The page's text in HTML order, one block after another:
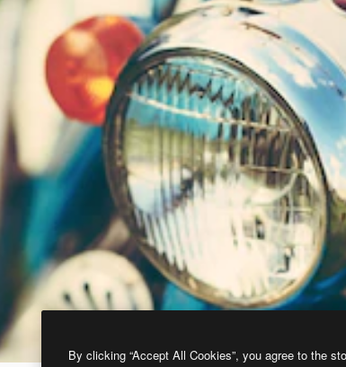
By clicking “Accept All Cookies”, you agree to the